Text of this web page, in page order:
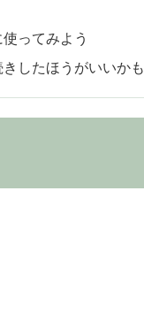
ってみよう
したほうがいいかも